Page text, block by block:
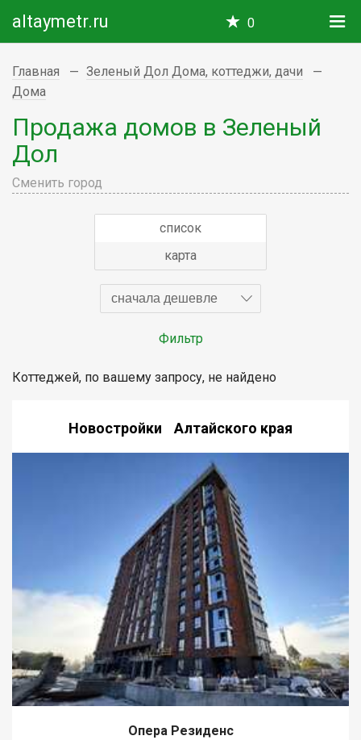
altaymetr.ru 0
Главная
Зеленый Дол Дома, коттеджи, дачи
Дома
Продажа домов в Зеленый
Дол
Сменить город
список
карта
сначала дешевле
Фильтр
Коттеджей, по вашему запросу, не найдено
Новостройки Алтайского края
Опера Резиденс